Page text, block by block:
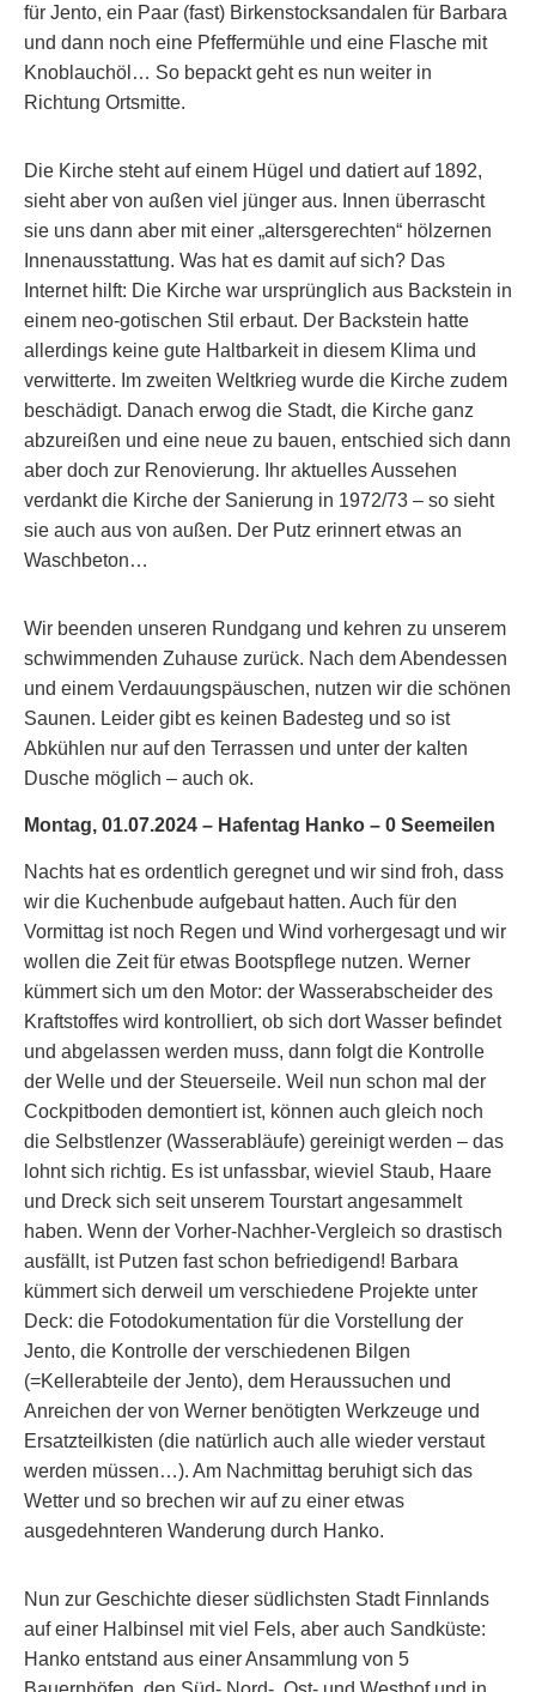
für Jento, ein Paar (fast) Birkenstocksandalen für Barbara
und dann noch eine Pfeffermühle und eine Flasche mit
Knoblauchöl… So bepackt geht es nun weiter in
Richtung Ortsmitte.
Die Kirche steht auf einem Hügel und datiert auf 1892,
sieht aber von außen viel jünger aus. Innen überrascht
sie uns dann aber mit einer „altersgerechten“ hölzernen
Innenausstattung. Was hat es damit auf sich? Das
Internet hilft: Die Kirche war ursprünglich aus Backstein in
einem neo-gotischen Stil erbaut. Der Backstein hatte
allerdings keine gute Haltbarkeit in diesem Klima und
verwitterte. Im zweiten Weltkrieg wurde die Kirche zudem
beschädigt. Danach erwog die Stadt, die Kirche ganz
abzureißen und eine neue zu bauen, entschied sich dann
aber doch zur Renovierung. Ihr aktuelles Aussehen
verdankt die Kirche der Sanierung in 1972/73 – so sieht
sie auch aus von außen. Der Putz erinnert etwas an
Waschbeton…
Wir beenden unseren Rundgang und kehren zu unserem
schwimmenden Zuhause zurück. Nach dem Abendessen
und einem Verdauungspäuschen, nutzen wir die schönen
Saunen. Leider gibt es keinen Badesteg und so ist
Abkühlen nur auf den Terrassen und unter der kalten
Dusche möglich – auch ok.
Montag, 01.07.2024 – Hafentag Hanko – 0 Seemeilen
Nachts hat es ordentlich geregnet und wir sind froh, dass
wir die Kuchenbude aufgebaut hatten. Auch für den
Vormittag ist noch Regen und Wind vorhergesagt und wir
wollen die Zeit für etwas Bootspflege nutzen. Werner
kümmert sich um den Motor: der Wasserabscheider des
Kraftstoffes wird kontrolliert, ob sich dort Wasser befindet
und abgelassen werden muss, dann folgt die Kontrolle
der Welle und der Steuerseile. Weil nun schon mal der
Cockpitboden demontiert ist, können auch gleich noch
die Selbstlenzer (Wasserabläufe) gereinigt werden – das
lohnt sich richtig. Es ist unfassbar, wieviel Staub, Haare
und Dreck sich seit unserem Tourstart angesammelt
haben. Wenn der Vorher-Nachher-Vergleich so drastisch
ausfällt, ist Putzen fast schon befriedigend! Barbara
kümmert sich derweil um verschiedene Projekte unter
Deck: die Fotodokumentation für die Vorstellung der
Jento, die Kontrolle der verschiedenen Bilgen
(=Kellerabteile der Jento), dem Heraussuchen und
Anreichen der von Werner benötigten Werkzeuge und
Ersatzteilkisten (die natürlich auch alle wieder verstaut
werden müssen…). Am Nachmittag beruhigt sich das
Wetter und so brechen wir auf zu einer etwas
ausgedehnteren Wanderung durch Hanko.
Nun zur Geschichte dieser südlichsten Stadt Finnlands
auf einer Halbinsel mit viel Fels, aber auch Sandküste:
Hanko entstand aus einer Ansammlung von 5